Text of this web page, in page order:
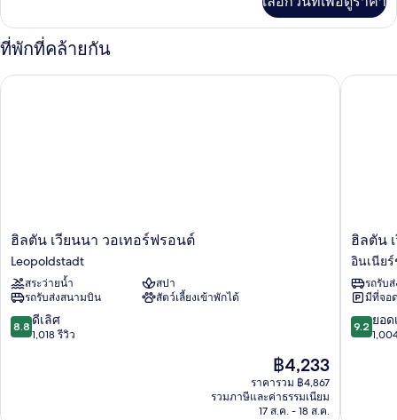
2
เตียง
(Extra
Bed)
เกี่ยว
กับ
ห้อง
เตียง
ที่พักที่คล้ายกัน
ฮิล
ตัน
เวียนนา
วอ
เท
อร์ฟ
รอน
ฮิลตัน เวียนนา วอเทอร์ฟรอนต์
Leopoldstadt
สระว่ายน้ำ
สปา
รถรับส่งสนามบิน
สัตว์เลี้ยงเข้าพักได้
8.8
จาก
8.8 ดีเลิศ
1,018 รีวิว
ราคา
ปัจจุบัน
คือ
฿4,233
฿4,233
ราคารวม ฿4,867
รวมภาษีและค่าธรรมเนียม
17 ส.ค. - 18 ส.ค.
ฮิลตัน เวียนนา วอเทอร์ฟรอนต์
ฮิล
ตัน
เวียนนา
พลา
ซา
อิน
เนียร์
ฮิลตัน
อินเนีย
รถรับ
มีที่จอ
9.2
จาก
9.2 ยอด
ฮิลตัน เ